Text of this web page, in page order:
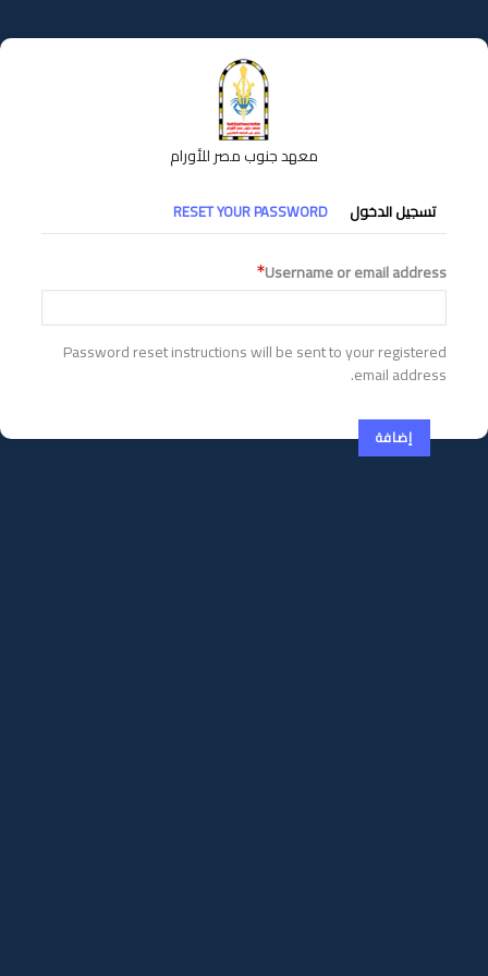
إلى
المحتوى
معهد جنوب مصر للأورام
التبويبات
الأساسية
تسجيل الدخول RESET YOUR PASSWORD
Username or email address
Password reset instructions will be sent to your registered
email address.